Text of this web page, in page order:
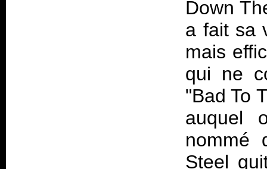
Down
a fait sa
mais
qui ne
"Bad To
auquel
nommé
Steel